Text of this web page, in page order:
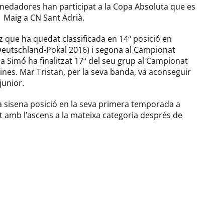
han participat a la Copa Absoluta que es
a CN Sant Adrià.
que ha quedat classificada en 14ª posició en
Pokal 2016) i segona al Campionat
Simó ha finalitzat 17ª del seu grup al Campionat
Mar Tristan, per la seva banda, va aconseguir
posició en la seva primera temporada a
amb l’ascens a la mateixa categoria després de